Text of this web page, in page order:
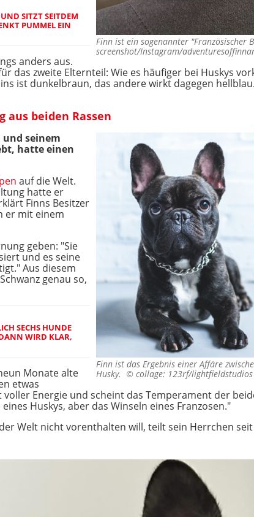
Finn ist ein sogenannter "Französischer
screenshot/Instagram/
SITZT SEITDEM
PUMMEL EIN
anders aus.
das zweite Elternteil: Wie es häufiger bei Huskys
ist dunkelbraun, das andere wirkt dagegen hellblau.
aus beiden Rassen
Finn ist das Ergebnis einer Affäre
Husky. © collage: 123rf/
seinem
hatte einen
auf die Welt.
hatte er
Finns Besitzer
er mit einem
geben: "Sie
und es seine
Aus diesem
genau so,
SECHS HUNDE
WIRD KLAR, W
Monate alte
etwas
Energie und scheint das Temperament der
Huskys, aber das Winseln eines Franzosen."
Welt nicht vorenthalten will, teilt sein Herrchen